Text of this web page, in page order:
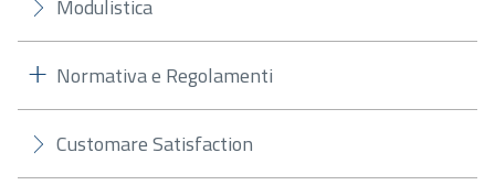
Modulistica
Normativa e Regolamenti
Customare Satisfaction